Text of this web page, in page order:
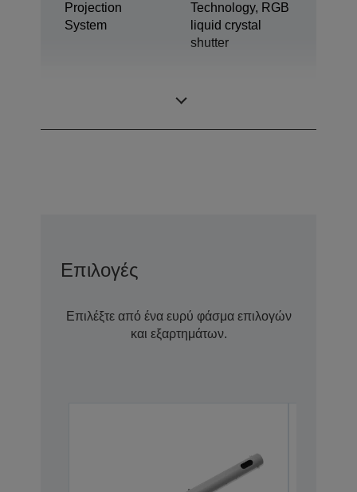
Projection
System
Technology, RGB
liquid crystal
shutter
Επιλογές
Επιλέξτε από ένα ευρύ φάσμα επιλογών
και εξαρτημάτων.